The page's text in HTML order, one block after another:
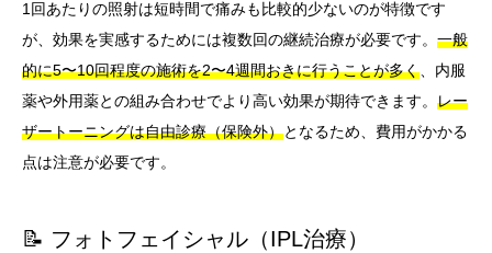
1回あたりの照射は短時間で痛みも比較的少ないのが特徴です
が、効果を実感するためには複数回の継続治療が必要です。 一般
的に5〜10回程度の施術を2〜4週間おきに行うことが多く、内服
薬や外用薬との組み合わせでより高い効果が期待できます。 レー
ザートーニングは自由診療（保険外）となるため、費用がかかる
点は注意が必要です。
📝 フォトフェイシャル（IPL治療）